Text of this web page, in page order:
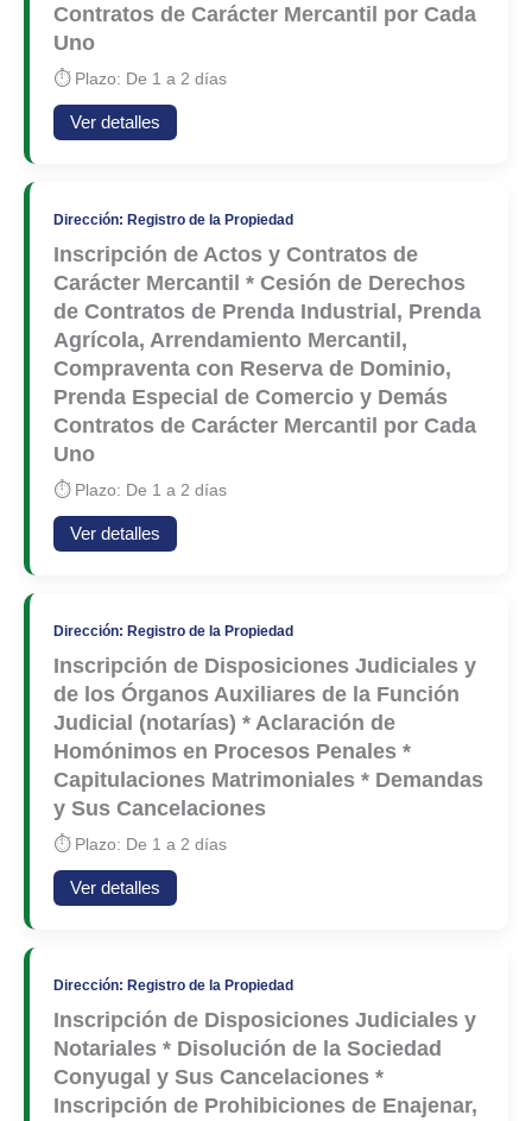
Contratos de Carácter Mercantil por Cada
Uno
⏱ Plazo: De 1 a 2 días
Ver detalles
Dirección: Registro de la Propiedad
Inscripción de Actos y Contratos de
Carácter Mercantil * Cesión de Derechos
de Contratos de Prenda Industrial, Prenda
Agrícola, Arrendamiento Mercantil,
Compraventa con Reserva de Dominio,
Prenda Especial de Comercio y Demás
Contratos de Carácter Mercantil por Cada
Uno
⏱ Plazo: De 1 a 2 días
Ver detalles
Dirección: Registro de la Propiedad
Inscripción de Disposiciones Judiciales y
de los Órganos Auxiliares de la Función
Judicial (notarías) * Aclaración de
Homónimos en Procesos Penales *
Capitulaciones Matrimoniales * Demandas
y Sus Cancelaciones
⏱ Plazo: De 1 a 2 días
Ver detalles
Dirección: Registro de la Propiedad
Inscripción de Disposiciones Judiciales y
Notariales * Disolución de la Sociedad
Conyugal y Sus Cancelaciones *
Inscripción de Prohibiciones de Enajenar,